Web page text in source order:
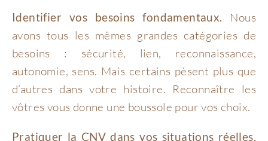
Identifier vos besoins fondamentaux.
Nous
avons tous les mêmes grandes catégories de
besoins : sécurité, lien, reconnaissance,
autonomie, sens. Mais certains pèsent plus que
d’autres dans votre histoire. Reconnaître les
vôtres vous donne une boussole pour vos choix.
Pratiquer la CNV dans vos situations réelles.